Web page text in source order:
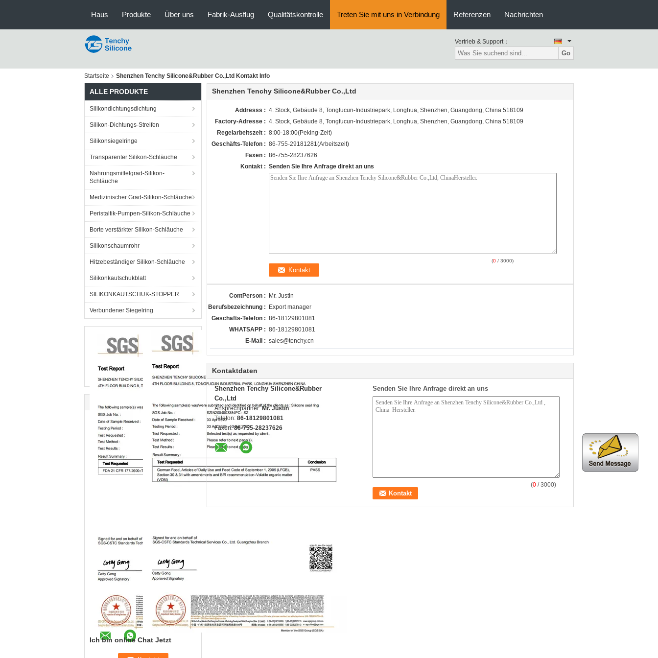
Haus Produkte Über uns Fabrik-Ausflug Qualitätskontrolle Treten Sie mit uns in Verbindung Referenzen Nachrichten
Vertrieb & Support：
Go
Startseite Shenzhen Tenchy Silicone&Rubber Co.,Ltd Kontakt Info
ALLE PRODUKTE
Silikondichtungsdichtung
Silikon-Dichtungs-Streifen
Silikonsiegelringe
Transparenter Silikon-Schläuche
Nahrungsmittelgrad-Silikon-
Schläuche
Medizinischer Grad-Silikon-Schläuche
Peristaltik-Pumpen-Silikon-Schläuche
Borte verstärkter Silikon-Schläuche
Silikonschaumrohr
Hitzebeständiger Silikon-Schläuche
Silikonkautschukblatt
SILIKONKAUTSCHUK-STOPPER
Verbundener Siegelring
Ich bin online Chat Jetzt
Shenzhen Tenchy Silicone&Rubber Co.,Ltd
Addresss : 4. Stock, Gebäude 8, Tongfucun-Industriepark, Longhua, Shenzhen, Guangdong, China 518109
Factory-Adresse : 4. Stock, Gebäude 8, Tongfucun-Industriepark, Longhua, Shenzhen, Guangdong, China 518109
Regelarbeitszeit : 8:00-18:00(Peking-Zeit)
Geschäfts-Telefon : 86-755-29181281(Arbeitszeit)
Faxen : 86-755-28237626
Kontakt : Senden Sie Ihre Anfrage direkt an uns
(0 / 3000)
ContPerson :
Mr. Justin
Berufsbezeichnung :
Export manager
Geschäfts-Telefon : 86-18129801081
WHATSAPP : 86-18129801081
E-Mail : sales@tenchy.cn
Kontaktdaten
Shenzhen Tenchy Silicone&Rubber
Co.,Ltd
Ansprechpartner:Mr. Justin
Telefon: 86-18129801081
Faxen:86-755-28237626
Senden Sie Ihre Anfrage direkt an uns
(0 / 3000)